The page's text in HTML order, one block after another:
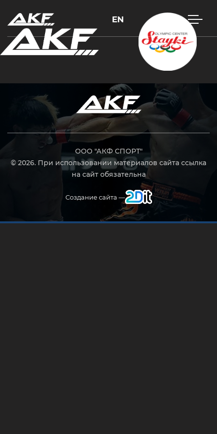
EN
ООО "АКФ СПОРТ"
© 2026. При использовании материалов сайта ссылка
на сайт обязательна
Создание сайта —
Нажмите Enter для поиска или Esc, чтобы закрыть